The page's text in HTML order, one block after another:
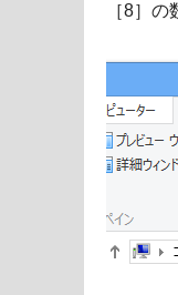
［8］